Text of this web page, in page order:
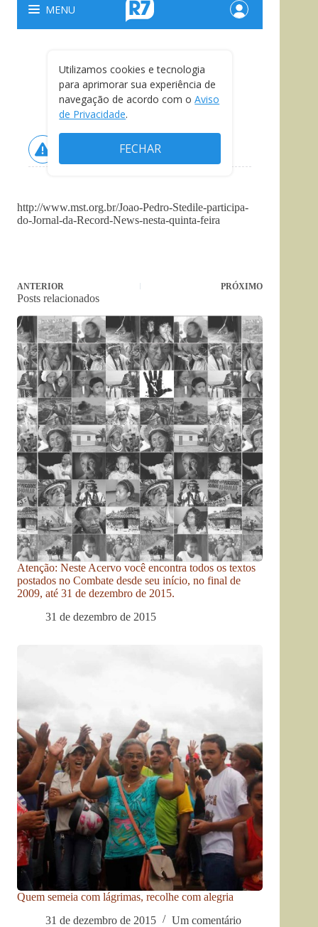
http://www.mst.org.br/Joao-Pedro-Stedile-participa-
do-Jornal-da-Record-News-nesta-quinta-feira
ANTERIOR PRÓXIMO
Posts relacionados
Atenção: Neste Acervo você encontra todos os textos
postados no Combate desde seu início, no final de
2009, até 31 de dezembro de 2015.
31 de dezembro de 2015
Quem semeia com lágrimas, recolhe com alegria
31 de dezembro de 2015
Um comentário